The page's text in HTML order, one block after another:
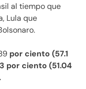
al tiempo que
Lula que
por ciento (57.1
por ciento (51.04